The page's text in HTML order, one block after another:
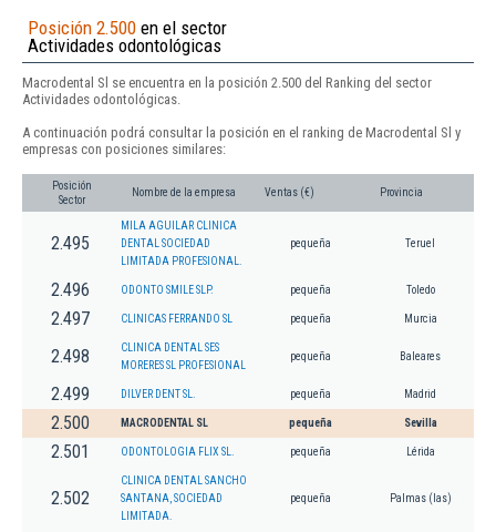
Posición 2.500 en el sector
Actividades odontológicas
Macrodental Sl se encuentra en la posición 2.500 del Ranking del sector
Actividades odontológicas.
A continuación podrá consultar la posición en el ranking de Macrodental Sl y
empresas con posiciones similares:
Posición
Sector
Nombre de la empresa Ventas (€) Provincia
2.495
MILA AGUILAR CLINICA
DENTAL SOCIEDAD
LIMITADA PROFESIONAL.
pequeña Teruel
2.496 ODONTO SMILE SLP. pequeña Toledo
2.497 CLINICAS FERRANDO SL pequeña Murcia
2.498
CLINICA DENTAL SES
MORERES SL PROFESIONAL
pequeña Baleares
2.499 DILVER DENT SL. pequeña Madrid
2.500 MACRODENTAL SL pequeña Sevilla
2.501 ODONTOLOGIA FLIX SL. pequeña Lérida
2.502
CLINICA DENTAL SANCHO
SANTANA, SOCIEDAD
LIMITADA.
pequeña Palmas (las)